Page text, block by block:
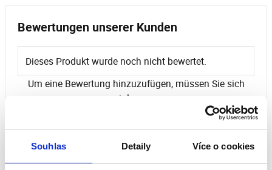
Souhlas Detaily Více o cookies
Bewertungen unserer Kunden
Dieses Produkt wurde noch nicht bewertet.
Um eine Bewertung hinzuzufügen, müssen Sie sich
einloggen.
Bewerten Sie das Produkt